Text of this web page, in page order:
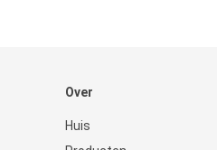
Over
Huis